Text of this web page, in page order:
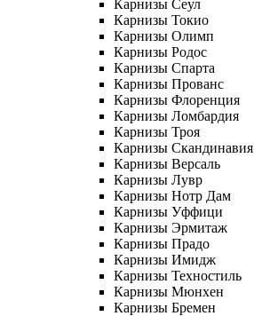
Карнизы Сеул
Карнизы Токио
Карнизы Олимп
Карнизы Родос
Карнизы Спарта
Карнизы Прованс
Карнизы Флоренция
Карнизы Ломбардия
Карнизы Троя
Карнизы Скандинавия
Карнизы Версаль
Карнизы Лувр
Карнизы Нотр Дам
Карнизы Уффици
Карнизы Эрмитаж
Карнизы Прадо
Карнизы Имидж
Карнизы Техностиль
Карнизы Мюнхен
Карнизы Бремен